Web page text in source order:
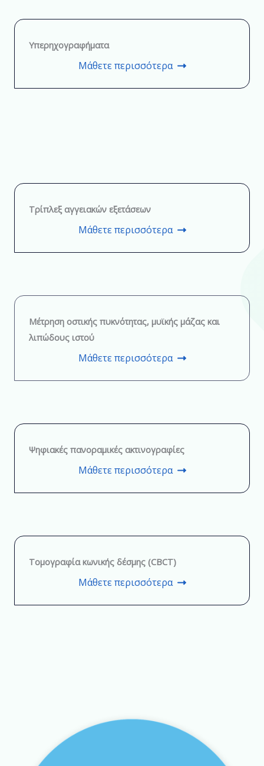
Υπερηχογραφήματα
Μάθετε περισσότερα
Τρίπλεξ αγγειακών εξετάσεων
Μάθετε περισσότερα
Μέτρηση οστικής πυκνότητας, μυϊκής μάζας και
λιπώδους ιστού
Μάθετε περισσότερα
Ψηφιακές πανοραμικές ακτινογραφίες
Μάθετε περισσότερα
Τομογραφία κωνικής δέσμης (CBCT)
Μάθετε περισσότερα